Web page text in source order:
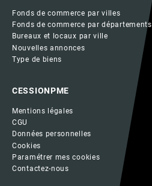
Fonds de commerce par villes
Fonds de commerce par départements
Bureaux et locaux par ville
Nouvelles annonces
Type de biens
CESSIONPME
Mentions légales
CGU
Données personnelles
Cookies
Paramétrer mes cookies
Contactez-nous